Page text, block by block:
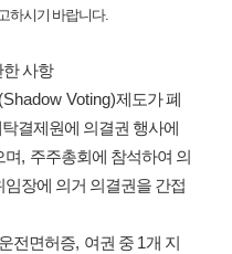
하시기 바랍니다.
사항
Voting)제도가 폐
결제원에 의결권 행사에
며, 주주총회에 참석하여 의
장에 의거 의결권을 간접
운전면허증, 여권 중 1개 지